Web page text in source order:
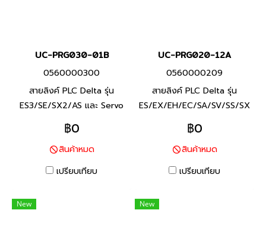
UC-PRG030-01B
0560000300
สายลิงค์ PLC Delta รุ่น
ES3/SE/SX2/AS และ Servo
Delta รุ่น ASDA-A3/B3 (Mini
B to USB) Product P/N: UC-
PRG030-01B พีแอลซี แบรนด์
เดลต้า สินค้าแบรนด์ ไต้หวัน
฿0
สินค้าหมด
เปรียบเทียบ
UC-PRG020-12A
0560000209
สายลิงค์ PLC Delta รุ่น
ES/EX/EH/EC/SA/SV/SS/SX
(RS232 to USB) Product
P/N: UC-PRG020-12A พีแอล
ซี แบรนด์ เดลต้า สินค้าแบรนด์
ไต้หวัน
฿0
สินค้าหมด
เปรียบเทียบ
New New